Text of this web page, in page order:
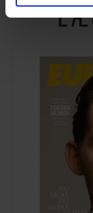
Du kan til
behandling af
hermed i både